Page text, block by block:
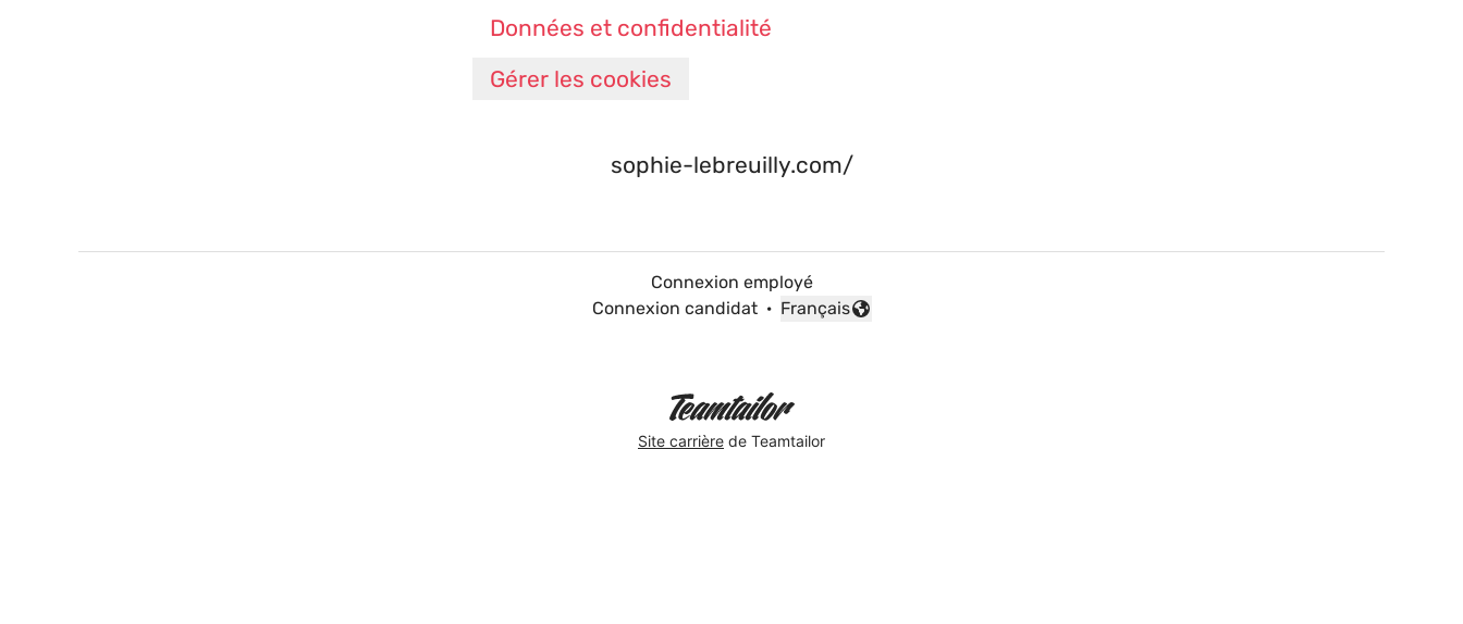
Données et confidentialité
Gérer les cookies
sophie-lebreuilly.com/
Connexion employé
Connexion candidat ·
Changer la langue
Français
Site carrière de Teamtailor